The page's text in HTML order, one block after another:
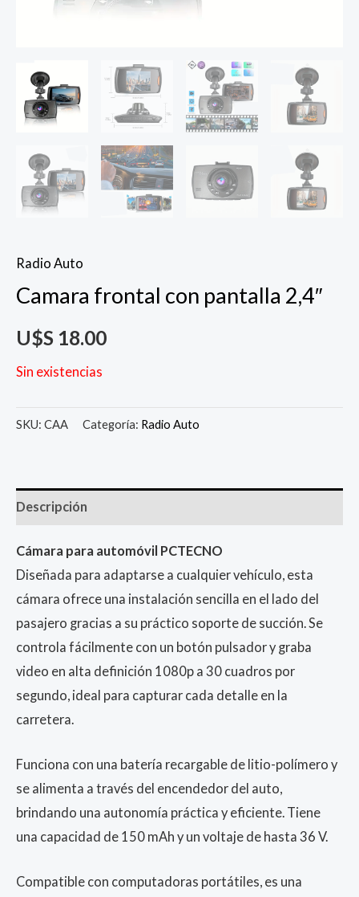
Radio Auto
Camara frontal con pantalla 2,4″
U$S 18.00
Sin existencias
SKU: CAA Categoría: Radio Auto
Descripción
Cámara para automóvil PCTECNO
Diseñada para adaptarse a cualquier vehículo, esta
cámara ofrece una instalación sencilla en el lado del
pasajero gracias a su práctico soporte de succión. Se
controla fácilmente con un botón pulsador y graba
video en alta definición 1080p a 30 cuadros por
segundo, ideal para capturar cada detalle en la
carretera.
Funciona con una batería recargable de litio-polímero y
se alimenta a través del encendedor del auto,
brindando una autonomía práctica y eficiente. Tiene
una capacidad de 150 mAh y un voltaje de hasta 36 V.
Compatible con computadoras portátiles, es una